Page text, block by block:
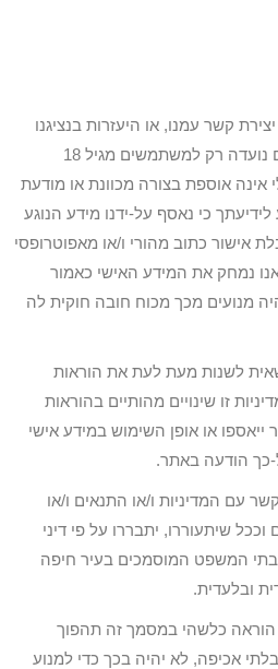
קשר עמנו, או היעזרות בנציגנו
לשם תיאום תורים ו/או טיפולים נועדה רק למשתמשים מגיל 18
אוספת בצורה מכוונת או מודעת
כי נאסף על-ידנו מידע הנוגע
18 מבלי קבלת אישור כתוב מהורי ו/או מאפוטרופסי
נמחק את המידע האישי כאמור
מנועים מכך מכוח חובה חוקית לה
לשנות מעת לעת את הוראות
זו שינויים מהותיים בהוראות
ייאספו או אופן השימוש במידע אישי
הודעה באתר.
עם המדיניות ו/או התנאים ו/או
שיתעוררו, יתבררו על פי דיני
המשפט המוסמכים בעיר חיפה
ובלעדית.
הוראה כלשהי במסמך זה תהפוך
אכיפה, לא יהיה בכך כדי למנוע